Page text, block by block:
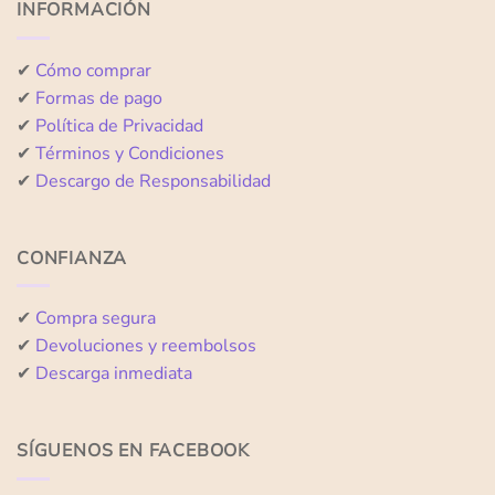
INFORMACIÓN
✔ Cómo comprar
✔ Formas de pago
✔ Política de Privacidad
✔ Términos y Condiciones
✔ Descargo de Responsabilidad
CONFIANZA
✔ Compra segura
✔ Devoluciones y reembolsos
✔ Descarga inmediata
SÍGUENOS EN FACEBOOK